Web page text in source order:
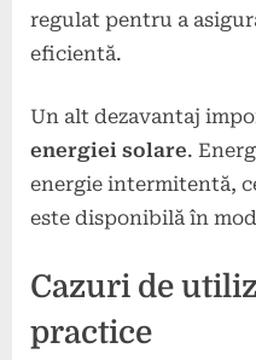
regulat pentru a
eficientă.
Un alt dezavantaj
energiei solare.
energie intermitentă,
este disponibilă în
Cazuri de
practice